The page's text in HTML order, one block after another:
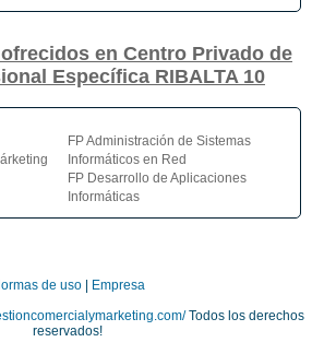
en Centro Privado de
Específica RIBALTA 10
FP Administración de Sistemas
Informáticos en Red
FP Desarrollo de Aplicaciones
Informáticas
de uso|
Empresa
Todos los derechos
reservados!